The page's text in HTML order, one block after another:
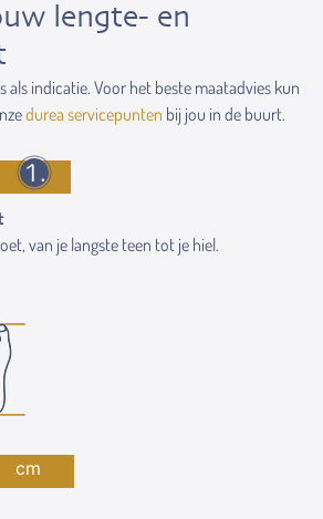
lengte- en
als indicatie. Voor het beste maatadvies kun
durea servicepunten bij jou in de buurt.
van je langste teen tot je hiel.
cm